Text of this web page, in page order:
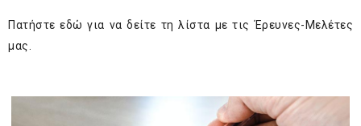
Πατήστεεδώ για να δείτε τη λίστα με τις Έρευνες-Μελέτες
μας.